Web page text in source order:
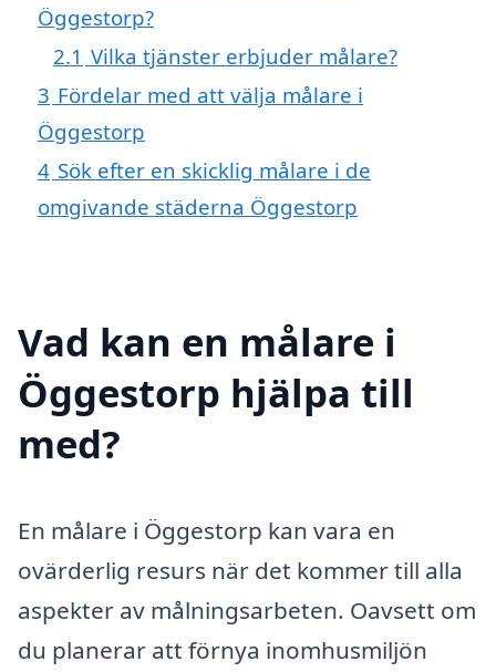
Öggestorp?
2.1 Vilka tjänster erbjuder målare?
3 Fördelar med att välja målare i
Öggestorp
4 Sök efter en skicklig målare i de
omgivande städerna Öggestorp
Vad kan en målare i
Öggestorp hjälpa till
med?
En målare i Öggestorp kan vara en
ovärderlig resurs när det kommer till alla
aspekter av målningsarbeten. Oavsett om
du planerar att förnya inomhusmiljön